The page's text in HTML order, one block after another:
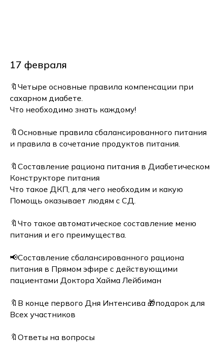
17 февраля
🔖Четыре основные правила компенсации при
сахарном диабете.
Что необходимо знать каждому!
🔖Основные правила сбалансированного питания
и правила в сочетание продуктов питания.
🔖Составление рациона питания в Диабетическом
Конструкторе питания
Что такое ДКП, для чего необходим и какую
Помощь оказывает людям с СД.
🔖Что такое автоматическое составление меню
питания и его преимущества.
📢Составление сбалансированного рациона
питания в Прямом эфире с действующими
пациентами Доктора Хайма Лейбиман
🔖В конце первого Дня Интенсива 🎁подарок для
Всех участников
🔖Ответы на вопросы